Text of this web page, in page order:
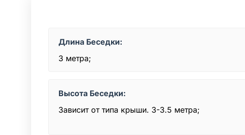
Длина Беседки:
3 метра;
Высота Беседки:
Зависит от типа крыши. 3-3.5 метра;